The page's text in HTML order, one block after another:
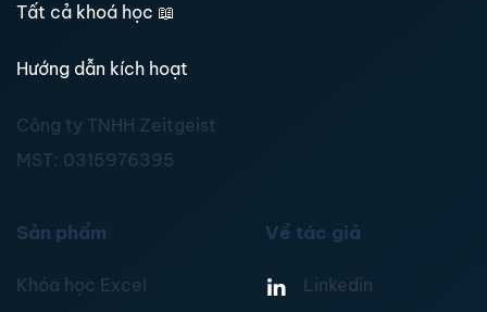
Tất cả khoá học 📖
Hướng dẫn kích hoạt
Công ty TNHH Zeitgeist
MST: 0315976395
Sản phẩm
Khóa học Excel
Về tác giả
Linkedin